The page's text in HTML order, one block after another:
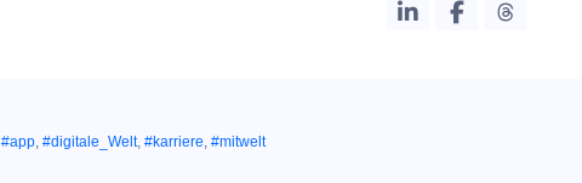
#app, #digitale_Welt, #karriere, #mitwelt